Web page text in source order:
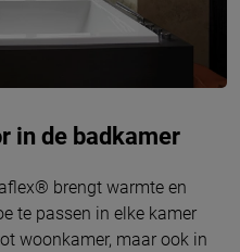
in de badkamer
brengt warmte en
te passen in elke kamer
woonkamer, maar ook in